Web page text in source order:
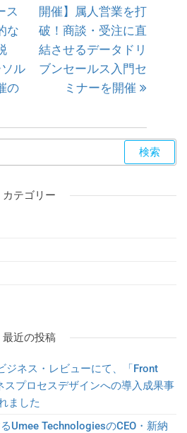
ス
な
ル
の
開催】属人営業を打
破！商談・受注に直
結させるデータドリ
ブンセールス入門セ
ミナーを開催
カテゴリー
最近の投稿
ジネス・レビューにて、「Front
プロセスデザインへの導入成果事
ました
Umee TechnologiesのCEO・新納